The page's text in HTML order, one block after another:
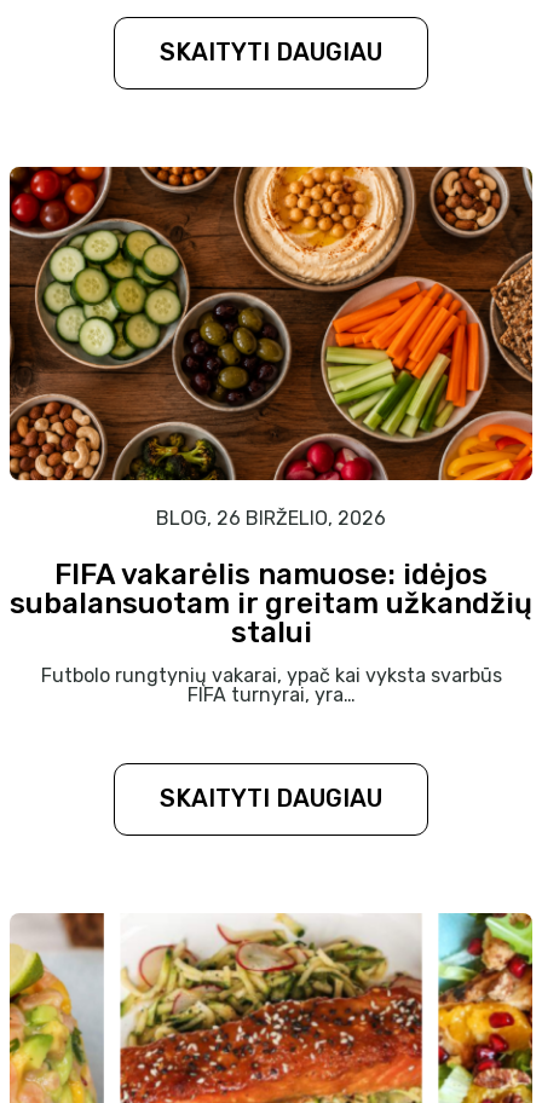
SKAITYTI DAUGIAU
BLOG, 26 BIRŽELIO, 2026
FIFA vakarėlis namuose: idėjos
subalansuotam ir greitam užkandžių
stalui
Futbolo rungtynių vakarai, ypač kai vyksta svarbūs
FIFA turnyrai, yra…
SKAITYTI DAUGIAU